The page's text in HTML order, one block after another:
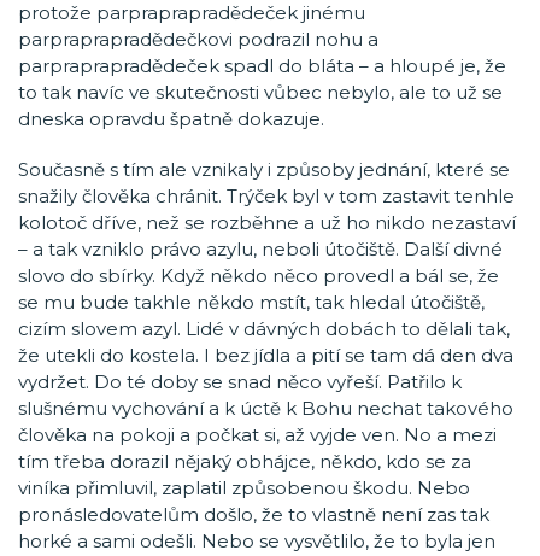
protože parpraprapradědeček jinému
parpraprapradědečkovi podrazil nohu a
parpraprapradědeček spadl do bláta – a hloupé je, že
to tak navíc ve skutečnosti vůbec nebylo, ale to už se
dneska opravdu špatně dokazuje.
Současně s tím ale vznikaly i způsoby jednání, které se
snažily člověka chránit. Trýček byl v tom zastavit tenhle
kolotoč dříve, než se rozběhne a už ho nikdo nezastaví
– a tak vzniklo právo azylu, neboli útočiště. Další divné
slovo do sbírky. Když někdo něco provedl a bál se, že
se mu bude takhle někdo mstít, tak hledal útočiště,
cizím slovem azyl. Lidé v dávných dobách to dělali tak,
že utekli do kostela. I bez jídla a pití se tam dá den dva
vydržet. Do té doby se snad něco vyřeší. Patřilo k
slušnému vychování a k úctě k Bohu nechat takového
člověka na pokoji a počkat si, až vyjde ven. No a mezi
tím třeba dorazil nějaký obhájce, někdo, kdo se za
viníka přimluvil, zaplatil způsobenou škodu. Nebo
pronásledovatelům došlo, že to vlastně není zas tak
horké a sami odešli. Nebo se vysvětlilo, že to byla jen